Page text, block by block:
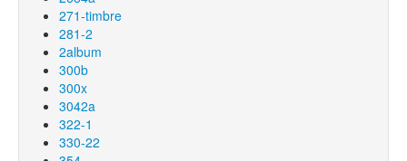
271-timbre
281-2
2album
300b
300x
3042a
322-1
330-22